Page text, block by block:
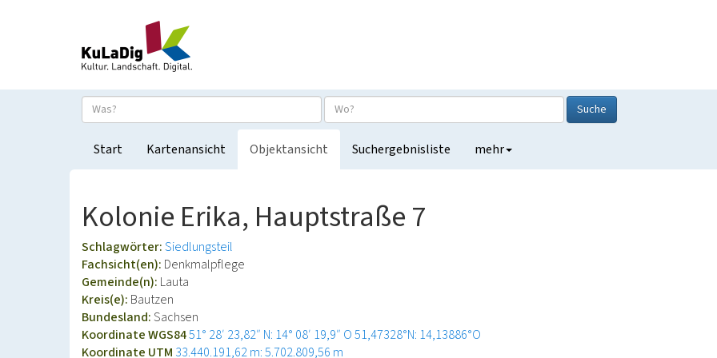
Suche
Start Kartenansicht Objektansicht Suchergebnisliste mehr
Kolonie Erika, Hauptstraße 7
Schlagwörter:Siedlungsteil
Fachsicht(en): Denkmalpflege
Gemeinde(n): Lauta
Kreis(e): Bautzen
Bundesland:Sachsen
Koordinate WGS8451° 28′ 23,82″ N: 14° 08′ 19,9″ O51,47328°N: 14,13886°O
Koordinate UTM 33.440.191,62 m: 5.702.809,56 m